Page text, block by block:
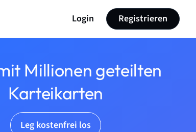
Login Registrieren
Millionen geteilten
Karteikarten
Leg kostenfrei los